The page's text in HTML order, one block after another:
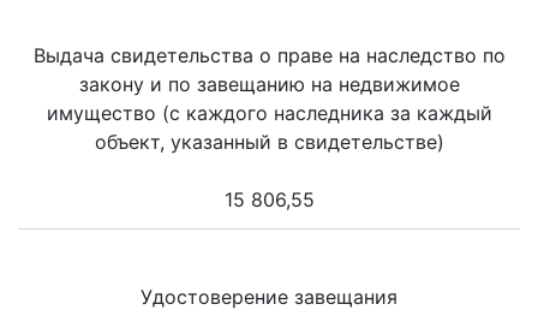
Выдача свидетельства о праве на наследство по
закону и по завещанию на недвижимое
имущество (с каждого наследника за каждый
объект, указанный в свидетельстве)
15 806,55
Удостоверение завещания